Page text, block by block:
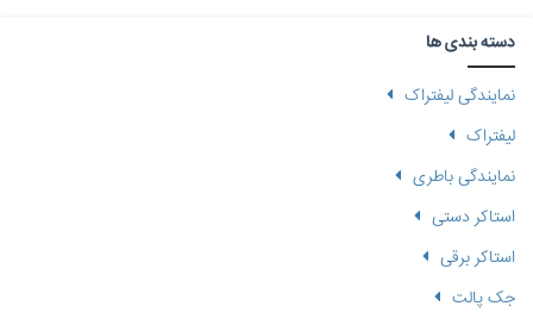
دسته بندی ها
نمایندگی لیفتراک
لیفتراک
نمایندگی باطری
استاکر دستی
استاکر برقی
جک پالت